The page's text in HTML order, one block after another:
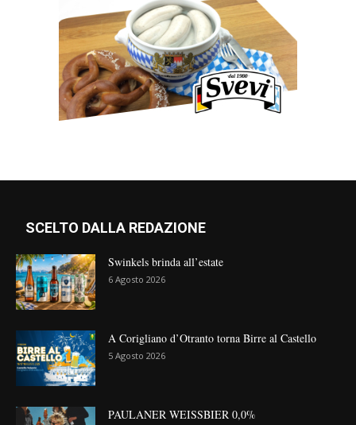
SCELTO DALLA REDAZIONE
Swinkels brinda all’estate
6 Agosto 2026
A Corigliano d’Otranto torna Birre al Castello
5 Agosto 2026
PAULANER WEISSBIER 0,0%